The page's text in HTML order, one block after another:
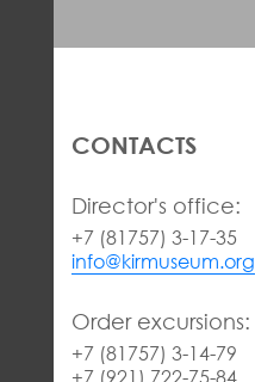
CONTACTS
Director's office:
+7 (81757) 3-17-35
info@kirmuseum.org
Order excursions:
+7 (81757) 3-14-79